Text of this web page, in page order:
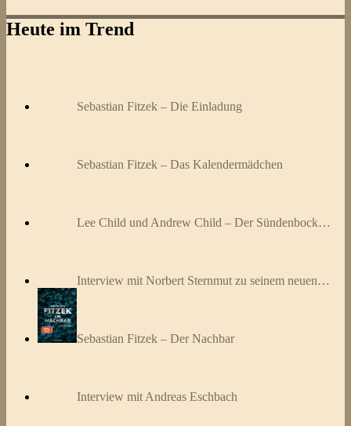
Heute im Trend
Sebastian Fitzek – Die Einladung
Sebastian Fitzek – Das Kalendermädchen
Lee Child und Andrew Child – Der Sündenbock…
Interview mit Norbert Sternmut zu seinem neuen…
Sebastian Fitzek – Der Nachbar
Interview mit Andreas Eschbach